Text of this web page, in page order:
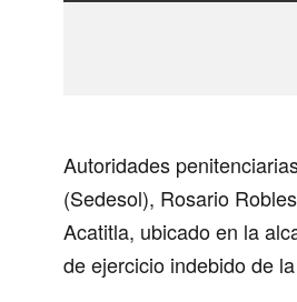
Autoridades
(Sedesol), Rosario
Acatitla, ubicado en la
de ejercicio indebido de